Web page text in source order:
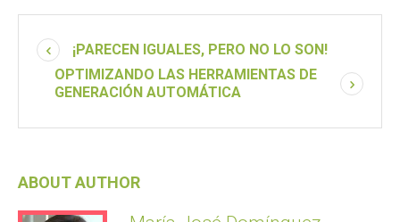
¡PARECEN IGUALES, PERO NO LO SON!
OPTIMIZANDO LAS HERRAMIENTAS DE
GENERACIÓN AUTOMÁTICA
ABOUT AUTHOR